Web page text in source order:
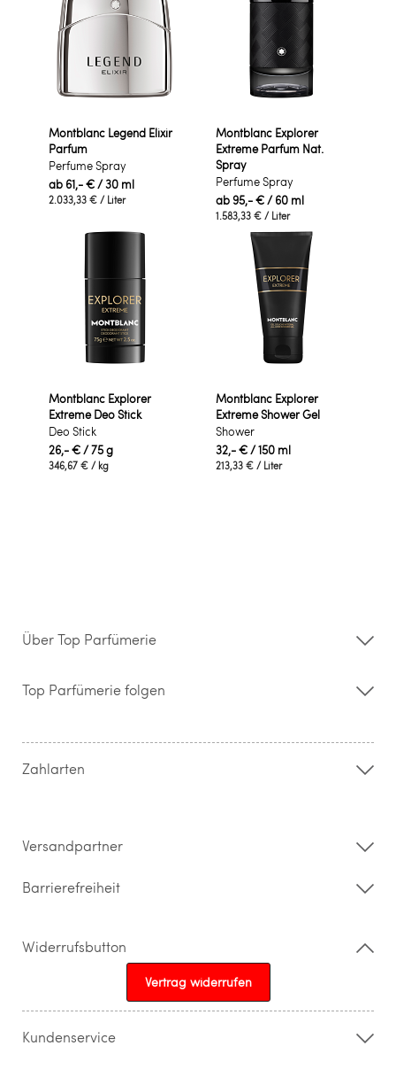
Montblanc Legend Elixir
Parfum
Perfume Spray
ab 61,- €/ 30 ml
2.033,33 € / Liter
Montblanc Explorer
Extreme Parfum Nat.
Spray
Perfume Spray
ab95,- €/ 60 ml
1.583,33 € / Liter
Montblanc Explorer
Extreme Deo Stick
Deo Stick
26,- €/ 75 g
346,67 € / kg
Montblanc Explorer
Extreme Shower Gel
Shower
32,- €/ 150 ml
213,33 € / Liter
Über Top Parfümerie
Storefinder
Kontakt
Widerrufsrecht & Rückgabebedingungen
Top Parfümerie folgen
Zahlarten
Versandpartner
Barrierefreiheit
Widerrufsbutton
Vertrag widerrufen
Kundenservice